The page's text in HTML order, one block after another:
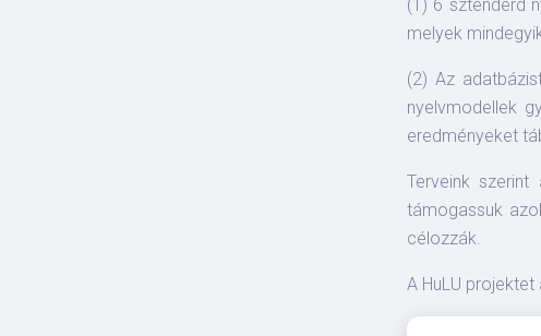
(1) 6 sztenderd
melyek
(2) Az
nyelvmodellek
eredményeket
Terveink
támogassuk
célozzák.
A HuLU